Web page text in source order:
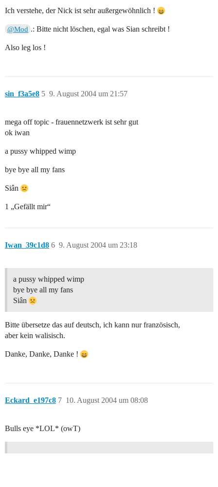
Ich verstehe, der Nick ist sehr außergewöhnlich !
@Mod .: Bitte nicht löschen, egal was Sian schreibt !
Also leg los !
sin_f3a5e8 9. August 2004 um 21:57
5
mega off topic - frauennetzwerk ist sehr gut
ok iwan
a pussy whipped wimp
bye bye all my fans
Siân
1 „Gefällt mir“
Iwan_39c1d8 9. August 2004 um 23:18
6
a pussy whipped wimp
bye bye all my fans
Siân
Bitte übersetze das auf deutsch, ich kann nur französisch,
aber kein walisisch.
Danke, Danke, Danke !
Eckard_e197c8 10. August 2004 um 08:08
7
Bulls eye *LOL* (owT)